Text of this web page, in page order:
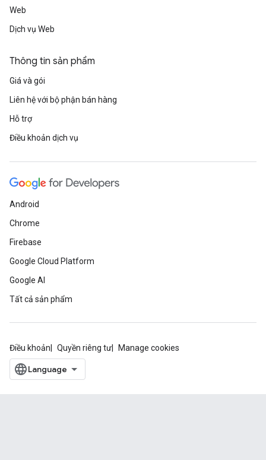
Web
Dịch vụ Web
Thông tin sản phẩm
Giá và gói
Liên hệ với bộ phận bán hàng
Hỗ trợ
Điều khoản dịch vụ
Android
Chrome
Firebase
Google Cloud Platform
Google AI
Tất cả sản phẩm
Điều khoản Quyền riêng tư Manage cookies